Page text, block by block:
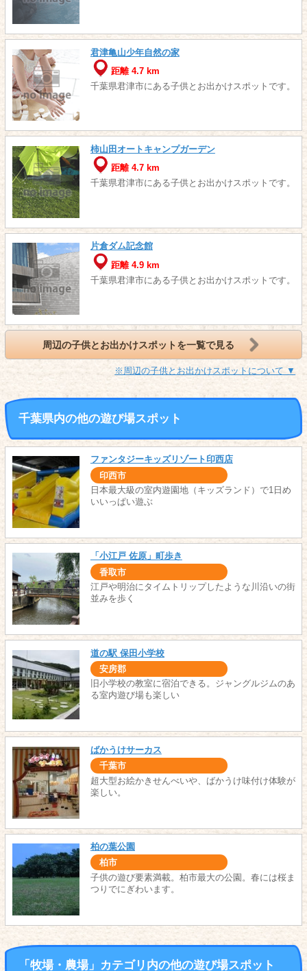
君津亀山少年自然の家
距離 4.7 km
千葉県君津市にある子供とお出かけスポットです。
柿山田オートキャンプガーデン
距離 4.7 km
千葉県君津市にある子供とお出かけスポットです。
片倉ダム記念館
距離 4.9 km
千葉県君津市にある子供とお出かけスポットです。
周辺の子供とお出かけスポットを一覧で見る
※周辺の子供とお出かけスポットについて ▼
千葉県内の他の遊び場スポット
ファンタジーキッズリゾート印西店
印西市
日本最大級の室内遊園地（キッズランド）で1日め
いいっぱい遊ぶ
「小江戸 佐原」町歩き
香取市
江戸や明治にタイムトリップしたような川沿いの街
並みを歩く
道の駅 保田小学校
安房郡
旧小学校の教室に宿泊できる。ジャングルジムのあ
る室内遊び場も楽しい
ばかうけサーカス
千葉市
超大型お絵かきせんべいや、ばかうけ味付け体験が
楽しい。
柏の葉公園
柏市
子供の遊び要素満載。柏市最大の公園。春には桜ま
つりでにぎわいます。
「牧場・農場」カテゴリ内の他の遊び場スポット